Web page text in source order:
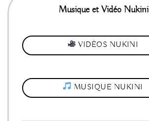
Musique et Vidéo Nukini
VIDÉOS NUKINI
MUSIQUE NUKINI